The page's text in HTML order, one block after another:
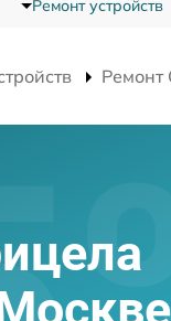
Ремонт устройств
Ремонт